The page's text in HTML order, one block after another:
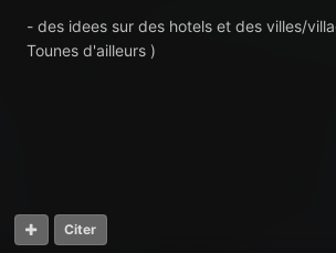
- des idees sur des hotels et des villes/
Tounes d'ailleurs )
Citer